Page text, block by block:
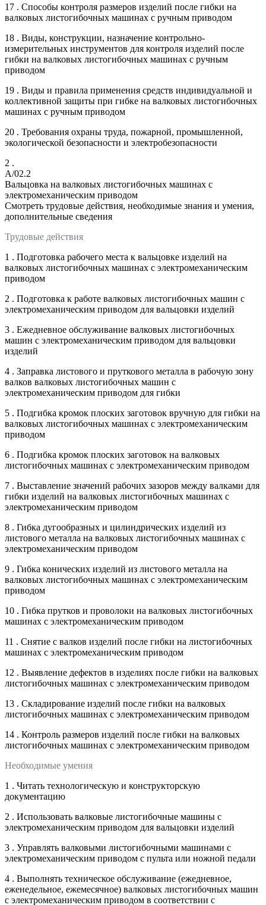
17 . Способы контроля размеров изделий после гибки на
валковых листогибочных машинах с ручным приводом
18 . Виды, конструкции, назначение контрольно-
измерительных инструментов для контроля изделий после
гибки на валковых листогибочных машинах с ручным
приводом
19 . Виды и правила применения средств индивидуальной и
коллективной защиты при гибке на валковых листогибочных
машинах с ручным приводом
20 . Требования охраны труда, пожарной, промышленной,
экологической безопасности и электробезопасности
2 .
A/02.2
Вальцовка на валковых листогибочных машинах с
электромеханическим приводом
Смотреть трудовые действия, необходимые знания и умения,
дополнительные сведения
Трудовые действия
1 . Подготовка рабочего места к вальцовке изделий на
валковых листогибочных машинах с электромеханическим
приводом
2 . Подготовка к работе валковых листогибочных машин с
электромеханическим приводом для вальцовки изделий
3 . Ежедневное обслуживание валковых листогибочных
машин с электромеханическим приводом для вальцовки
изделий
4 . Заправка листового и пруткового металла в рабочую зону
валков валковых листогибочных машин с
электромеханическим приводом для гибки
5 . Подгибка кромок плоских заготовок вручную для гибки на
валковых листогибочных машинах с электромеханическим
приводом
6 . Подгибка кромок плоских заготовок на валковых
листогибочных машинах с электромеханическим приводом
7 . Выставление значений рабочих зазоров между валками для
гибки изделий на валковых листогибочных машинах с
электромеханическим приводом
8 . Гибка дугообразных и цилиндрических изделий из
листового металла на валковых листогибочных машинах с
электромеханическим приводом
9 . Гибка конических изделий из листового металла на
валковых листогибочных машинах с электромеханическим
приводом
10 . Гибка прутков и проволоки на валковых листогибочных
машинах с электромеханическим приводом
11 . Снятие с валков изделий после гибки на листогибочных
машинах с электромеханическим приводом
12 . Выявление дефектов в изделиях после гибки на валковых
листогибочных машинах с электромеханическим приводом
13 . Складирование изделий после гибки на валковых
листогибочных машинах с электромеханическим приводом
14 . Контроль размеров изделий после гибки на валковых
листогибочных машинах с электромеханическим приводом
Необходимые умения
1 . Читать технологическую и конструкторскую
документацию
2 . Использовать валковые листогибочные машины с
электромеханическим приводом для вальцовки изделий
3 . Управлять валковыми листогибочными машинами с
электромеханическим приводом с пульта или ножной педали
4 . Выполнять техническое обслуживание (ежедневное,
еженедельное, ежемесячное) валковых листогибочных машин
с электромеханическим приводом в соответствии с